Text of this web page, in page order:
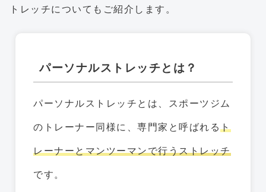
トレッチについてもご紹介します。
パーソナルストレッチとは？
パーソナルストレッチとは、スポーツジム
のトレーナー同様に、専門家と呼ばれるト
レーナーとマンツーマンで行うストレッチ
です。